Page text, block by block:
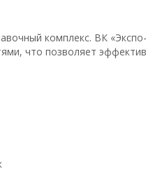
комплекс. ВК «Экспо-
что позволяет